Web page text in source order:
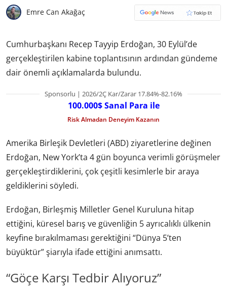
Emre Can Akağaç
Cumhurbaşkanı Recep Tayyip Erdoğan, 30 Eylül’de
gerçekleştirilen kabine toplantısının ardından gündeme
dair önemli açıklamalarda bulundu.
Sponsorlu | 2026/2Ç Kar/Zarar 17.84%-82.16%
100.000$ Sanal Para ile
Risk Almadan Deneyim Kazanın
Amerika Birleşik Devletleri (ABD) ziyaretlerine değinen
Erdoğan, New York’ta 4 gün boyunca verimli görüşmeler
gerçekleştirdiklerini, çok çeşitli kesimlerle bir araya
geldiklerini söyledi.
Erdoğan, Birleşmiş Milletler Genel Kuruluna hitap
ettiğini, küresel barış ve güvenliğin 5 ayrıcalıklı ülkenin
keyfine bırakılmaması gerektiğini “Dünya 5’ten
büyüktür” şiarıyla ifade ettiğini anımsattı.
“Göçe Karşı Tedbir Alıyoruz”